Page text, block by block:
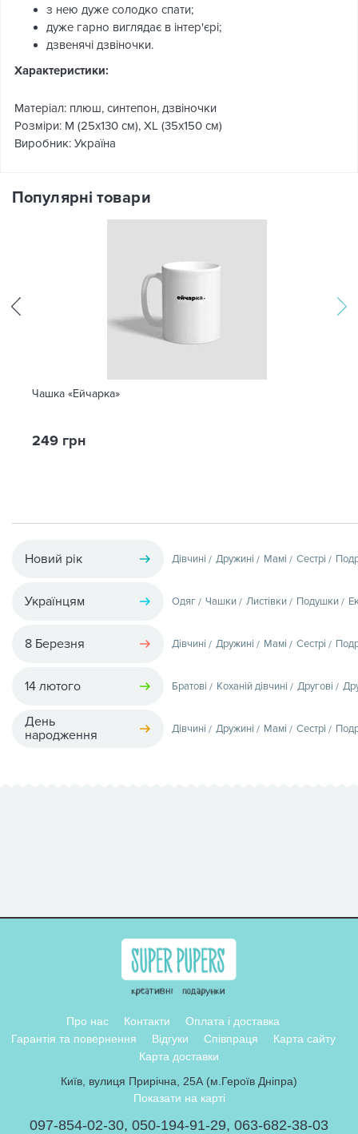
з нею дуже солодко спати;
дуже гарно виглядає в інтер'єрі;
дзвенячі дзвіночки.
Характеристики:
Матеріал: плюш, синтепон, дзвіночки
Розміри: М (25x130 см), XL (35x150 см)
Виробник: Україна
Популярні товари
Чашка «Ейчарка»
249 грн
Новий рік Дівчині Дружині Мамі Сестрі
Українцям Одяг Чашки Листівки Подушки
8 Березня Дівчині Дружині Мамі Сестрі
14 лютого Братові Коханій дівчині Другові
День
народження
Дівчині Дружині Мамі Сестрі
Про нас Контакти
Оплата і доставка
Гарантія та повернення
Відгуки Співпраця
Карта сайту
Карта доставки
Київ, вулиця Прирічна, 25А (м.Героїв Дніпра)
Показати на карті
097-854-02-30, 050-194-91-29, 063-682-38-03